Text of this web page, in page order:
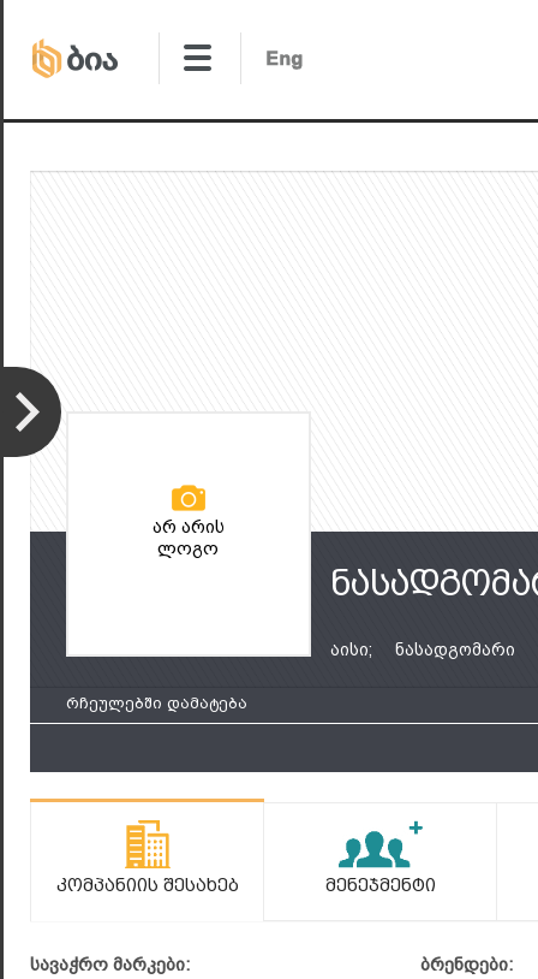
არ არის
ლოგო
აისი; ნასადგომარი
რჩეულებში დამატება
Კომპანიის Შესახებ Მენეჯმენტი
სავაჭრო მარკები: ბრენდები: